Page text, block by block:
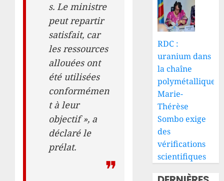
s. Le ministre
peut repartir
satisfait, car
les ressources
allouées ont
été utilisées
conformémen
t à leur
objectif », a
déclaré le
prélat.
RDC :
uranium dans
la chaîne
polymétallique,
Marie-
Thérèse
Sombo exige
des
vérifications
scientifiques